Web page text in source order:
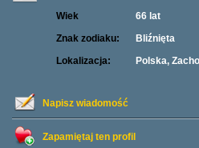
Napisz wiadomość
Zapamiętaj ten profil
Wiek
66 lat
Znak zodiaku:
Bliźnięta
Lokalizacja:
Polska,